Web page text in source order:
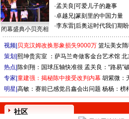
闭幕盛典小贝亮相
·孟关良 可爱儿子的趣事
·卓越兄 篆刻里的中国力量
·李东雷 后奥运时代我们期
视频| 贝克汉姆改换形象损失9000万 篮坛美女
策划| 熙坤贵宾室 ：萨马兰奇做客金台艺术馆 北
热点| 陈剑翔：国球压轴快准很 孟关良：“路易”
专家| 童建强：揭秘陈中接受改判内幕 胡紫微：
明星| 高敏：赛前已感觉吕鑫会出问题 杨杨：榜
社区